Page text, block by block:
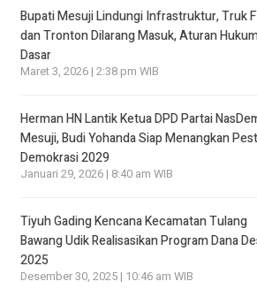
Bupati Mesuji Lindungi Infrastruktur, Truk
dan Tronton Dilarang Masuk, Aturan
Dasar
Maret 3, 2026 | 2:38 pm WIB
Herman HN Lantik Ketua DPD Partai
Mesuji, Budi Yohanda Siap Menangkan
Demokrasi 2029
Januari 29, 2026 | 8:40 am WIB
Tiyuh Gading Kencana Kecamatan Tulang
Bawang Udik Realisasikan Program Dana
2025
Desember 30, 2025 | 10:46 am WIB